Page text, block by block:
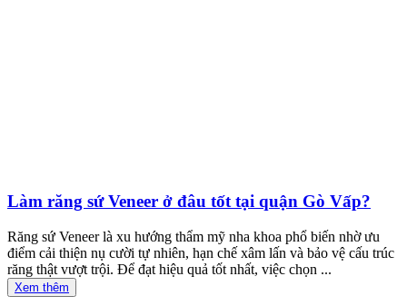
Làm răng sứ Veneer ở đâu tốt tại quận Gò Vấp?
Răng sứ Veneer là xu hướng thẩm mỹ nha khoa phổ biến nhờ ưu
điểm cải thiện nụ cười tự nhiên, hạn chế xâm lấn và bảo vệ cấu trúc
răng thật vượt trội. Để đạt hiệu quả tốt nhất, việc chọn ...
Xem thêm